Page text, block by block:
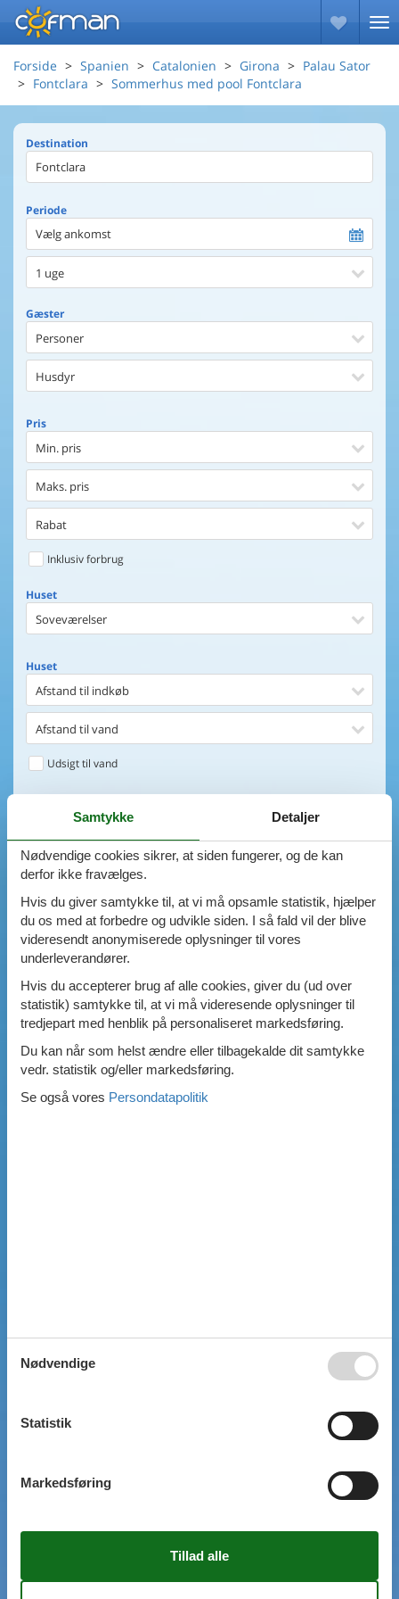
Forside Spanien Catalonien Girona
Palau Sator
Fontclara
Sommerhus med pool Fontclara
Destination
Periode
Vælg ankomst
1 uge
Gæster
Personer
Husdyr
Pris
Min. pris
Maks. pris
Rabat
Inklusiv forbrug
Huset
Soveværelser
Huset
Afstand til indkøb
Afstand til vand
Udsigt til vand
Faciliteter
Swimmingpool
Spa
Sauna
Internet
Parabol/kabel TV
Brændeovn
Opvaskemaskine
Vaskemaskine
Ikkeryger
Aktivitetsrum
Handicapvenligt
Gode fiskeforhold
Indhegnet område
Ladestander til elbil
Samtykke Detaljer
Nødvendige cookies sikrer, at siden fungerer, og de kan
derfor ikke fravælges.
Hvis du giver samtykke til, at vi må opsamle statistik, hjælper
du os med at forbedre og udvikle siden. I så fald vil der blive
videresendt anonymiserede oplysninger til vores
underleverandører.
Hvis du accepterer brug af alle cookies, giver du (ud over
statistik) samtykke til, at vi må videresende oplysninger til
tredjepart med henblik på personaliseret markedsføring.
Du kan når som helst ændre eller tilbagekalde dit samtykke
vedr. statistik og/eller markedsføring.
Se også vores Persondatapolitik
Nødvendige
Statistik
Markedsføring